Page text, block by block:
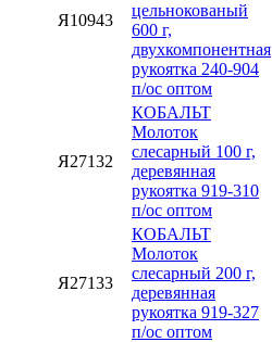
Я10943
цельнокованый
600 г,
двухкомпонентная
рукоятка 240-904
п/ос оптом
Я27132
КОБАЛЬТ
Молоток
слесарный 100 г,
деревянная
рукоятка 919-310
п/ос оптом
Я27133
КОБАЛЬТ
Молоток
слесарный 200 г,
деревянная
рукоятка 919-327
п/ос оптом